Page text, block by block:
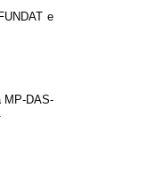
e
MP-DAS-